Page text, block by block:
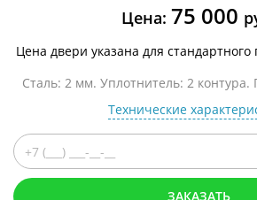
Цена: 75 000
Цена двери указана для
Сталь: 2 мм. Уплотнитель: 2 контура.
Технические
ЗАКАЗАТЬ